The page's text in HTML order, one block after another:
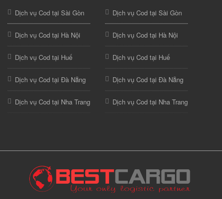
Dịch vụ Cod tại Sài Gòn
Dịch vụ Cod tại Hà Nội
Dịch vụ Cod tại Huế
Dịch vụ Cod tại Đà Nẵng
Dịch vụ Cod tại Nha Trang
Dịch vụ Cod tại Sài Gòn
Dịch vụ Cod tại Hà Nội
Dịch vụ Cod tại Huế
Dịch vụ Cod tại Đà Nẵng
Dịch vụ Cod tại Nha Trang